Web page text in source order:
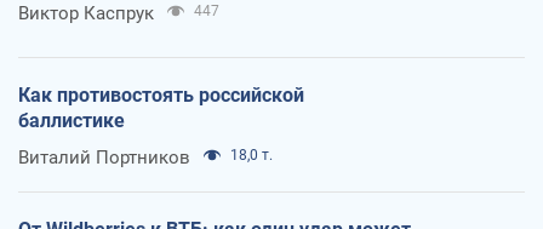
Виктор Каспрук 447
Как противостоять российской
баллистике
Виталий Портников 18,0 т.